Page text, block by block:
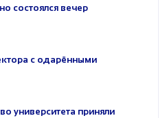
состоялся вечер
с одарёнными
университета приняли